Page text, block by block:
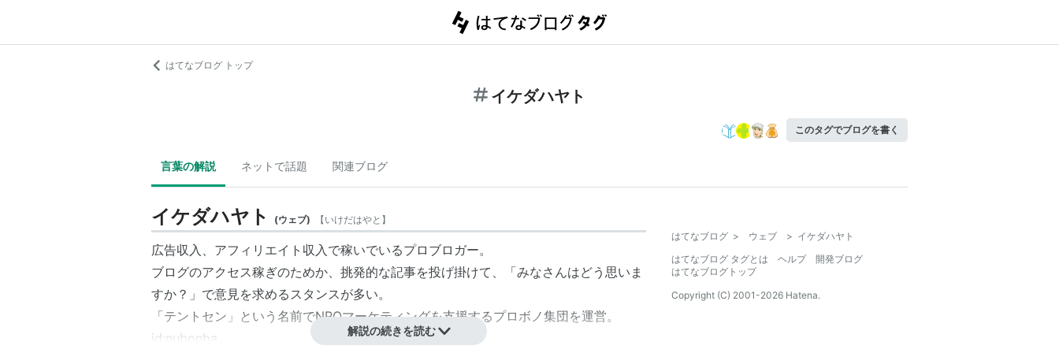
はてなブログ トップ
イケダハヤト
このタグでブログを書く
言葉の解説 ネットで話題 関連ブログ
イケダハヤト (ウェブ) 【いけだはやと 】
広告収入、アフィリエイト収入で稼いでいるプロブロガー。
ブログのアクセス稼ぎのためか、挑発的な記事を投げ掛けて、「みなさんはどう思いま
すか？」で意見を求めるスタンスが多い。
「テントセン」という名前でNPOマーケティングを支援するプロボノ集団を運営。
id:nubonba
解説の続きを読む
はてなブログ > ウェブ > イケダハヤト
はてなブログ タグとは
ヘルプ
開発ブログ
はてなブログトップ
Copyright (C) 2001-2026 Hatena.